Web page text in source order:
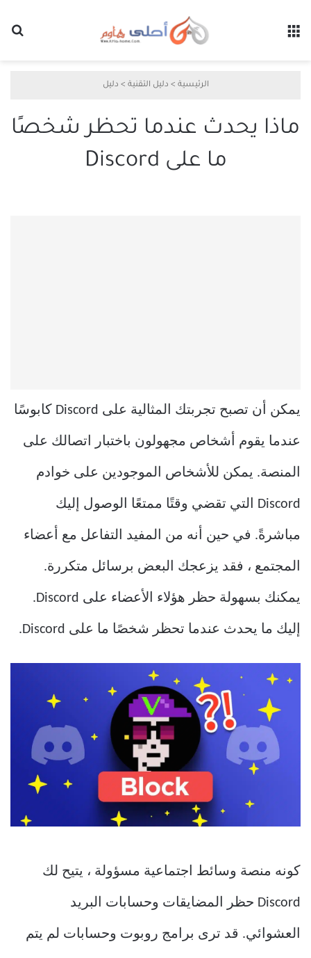
الرئيسية > دليل التقنية > دليل
ماذا يحدث عندما تحظر شخصًا
ما على Discord
يمكن أن تصبح تجربتك المثالية على Discord كابوسًا
عندما يقوم أشخاص مجهولون باختبار اتصالك على
المنصة. يمكن للأشخاص الموجودين على خوادم
Discord التي تقضي وقتًا ممتعًا الوصول إليك
مباشرةً. في حين أنه من المفيد التفاعل مع أعضاء
المجتمع ، فقد يزعجك البعض برسائل متكررة.
يمكنك بسهولة حظر هؤلاء الأعضاء على Discord.
إليك ما يحدث عندما تحظر شخصًا ما على Discord.
كونه منصة وسائط اجتماعية مسؤولة ، يتيح لك
Discord حظر المضايقات وحسابات البريد
العشوائي. قد ترى برامج روبوت وحسابات لم يتم